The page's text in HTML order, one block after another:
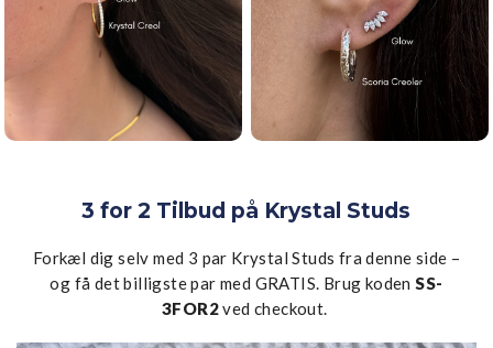
3 for 2 Tilbud på Krystal Studs
Forkæl dig selv med 3 par Krystal Studs fra denne side –
og få det billigste par med GRATIS. Brug koden SS-
3FOR2ved checkout.